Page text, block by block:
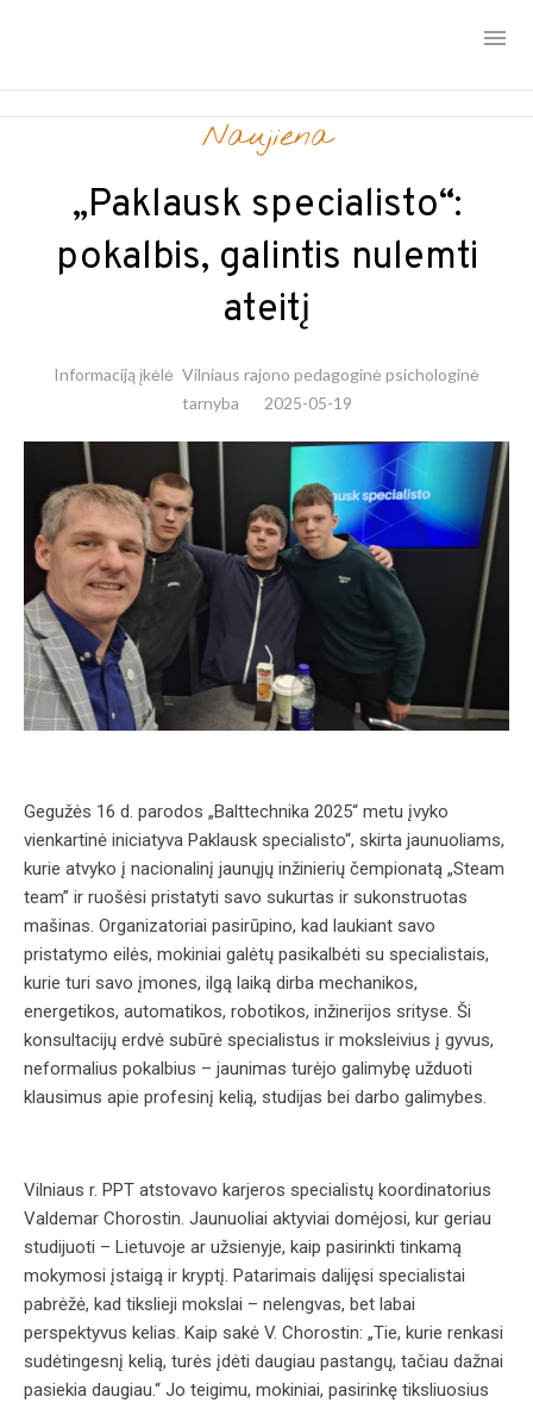
Naujiena
„Paklausk specialisto“:
pokalbis, galintis nulemti
ateitį
Informaciją įkėlė Vilniaus rajono pedagoginė psichologinė
tarnyba
2025-05-19
Gegužės 16 d. parodos „Balttechnika 2025“ metu įvyko
vienkartinė iniciatyva Paklausk specialisto“, skirta jaunuoliams,
kurie atvyko į nacionalinį jaunųjų inžinierių čempionatą „Steam
team” ir ruošėsi pristatyti savo sukurtas ir sukonstruotas
mašinas. Organizatoriai pasirūpino, kad laukiant savo
pristatymo eilės, mokiniai galėtų pasikalbėti su specialistais,
kurie turi savo įmones, ilgą laiką dirba mechanikos,
energetikos, automatikos, robotikos, inžinerijos srityse. Ši
konsultacijų erdvė subūrė specialistus ir moksleivius į gyvus,
neformalius pokalbius – jaunimas turėjo galimybę užduoti
klausimus apie profesinį kelią, studijas bei darbo galimybes.
Vilniaus r. PPT atstovavo karjeros specialistų koordinatorius
Valdemar Chorostin. Jaunuoliai aktyviai domėjosi, kur geriau
studijuoti – Lietuvoje ar užsienyje, kaip pasirinkti tinkamą
mokymosi įstaigą ir kryptį. Patarimais dalijęsi specialistai
pabrėžė, kad tikslieji mokslai – nelengvas, bet labai
perspektyvus kelias. Kaip sakė V. Chorostin: „Tie, kurie renkasi
sudėtingesnį kelią, turės įdėti daugiau pastangų, tačiau dažnai
pasiekia daugiau.“ Jo teigimu, mokiniai, pasirinkę tiksliuosius